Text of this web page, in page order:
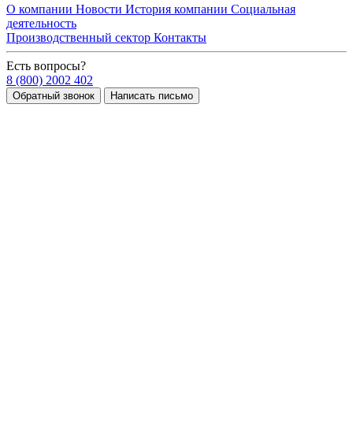
О компании Новости История компании Социальная
деятельность
Производственный сектор Контакты
Есть вопросы?
8 (800) 2002 402
Обратный звонок Написать письмо